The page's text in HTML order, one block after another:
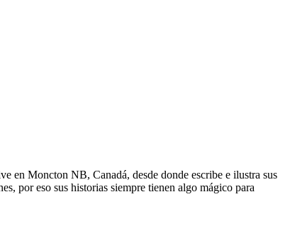
en Moncton NB, Canadá, desde donde escribe e ilustra sus
por eso sus historias siempre tienen algo mágico para